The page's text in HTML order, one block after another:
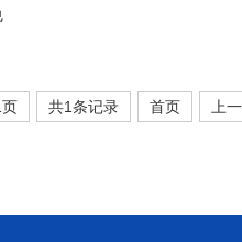
共1条记录 首页 上